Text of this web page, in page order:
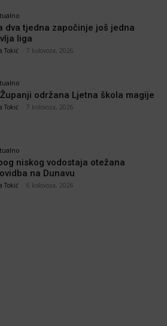
dva tjedna započinje još jedna
liga
Tokić 7 kolovoza, 2026
održana Ljetna škola magije
Tokić 7 kolovoza, 2026
niskog vodostaja otežana
na Dunavu
Tokić 6 kolovoza, 2026